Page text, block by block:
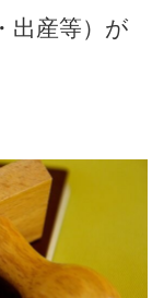
出産等）が